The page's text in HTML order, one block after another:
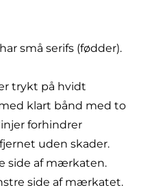
små serifs (fødder).
trykt på hvidt
klart bånd med to
forhindrer
uden skader.
side af mærkaten.
side af mærkatet.